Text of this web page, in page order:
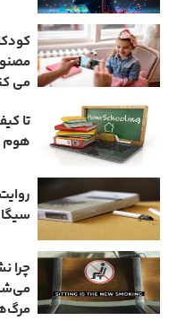
می
تا
هوم
چرا